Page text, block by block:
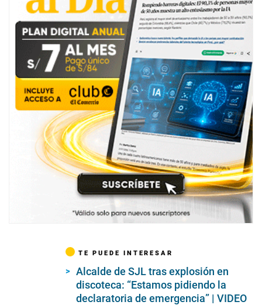
TE PUEDE INTERESAR
Alcalde de SJL tras explosión en
discoteca: “Estamos pidiendo la
declaratoria de emergencia” | VIDEO